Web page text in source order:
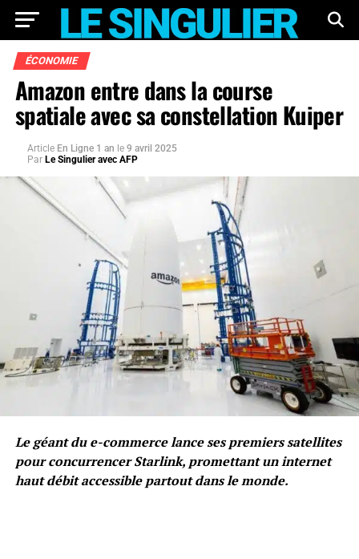
ÉCONOMIE
Amazon entre dans la course
spatiale avec sa constellation Kuiper
Article En Ligne 1 an le 9 avril 2025
Par Le Singulier avec AFP
Le géant du e-commerce lance ses premiers satellites
pour concurrencer Starlink, promettant un internet
haut débit accessible partout dans le monde.